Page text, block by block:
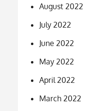
August 2022
July 2022
June 2022
May 2022
April 2022
March 2022